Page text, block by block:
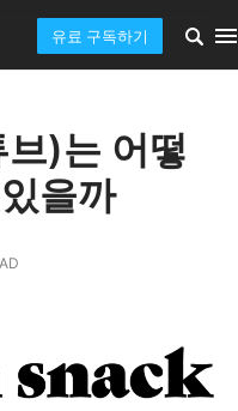
유료 구독하기
)는 어떻
을까